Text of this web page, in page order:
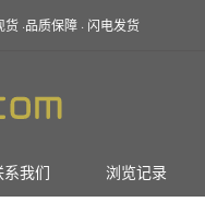
·品质保障 · 闪电发货
系我们 浏览记录